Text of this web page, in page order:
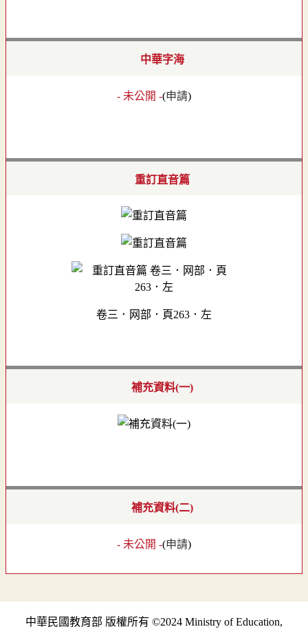
中華字海
- 未公開 -(申請)
重訂直音篇
卷三．网部．頁263．左
補充資料(一)
補充資料(二)
- 未公開 -(申請)
中華民國教育部 版權所有 ©2024 Ministry of Education,